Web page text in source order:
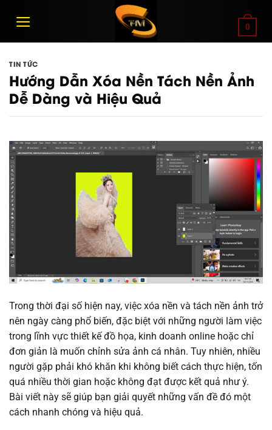
0
TIN TỨC
Hướng Dẫn Xóa Nền Tách Nền Ảnh
Dễ Dàng và Hiệu Quả
Trong thời đại số hiện nay, việc xóa nền và tách nền ảnh trở
nên ngày càng phổ biến, đặc biệt với những người làm việc
trong lĩnh vực thiết kế đồ họa, kinh doanh online hoặc chỉ
đơn giản là muốn chỉnh sửa ảnh cá nhân. Tuy nhiên, nhiều
người gặp phải khó khăn khi không biết cách thực hiện, tốn
quá nhiều thời gian hoặc không đạt được kết quả như ý.
Bài viết này sẽ giúp bạn giải quyết những vấn đề đó một
cách nhanh chóng và hiệu quả.